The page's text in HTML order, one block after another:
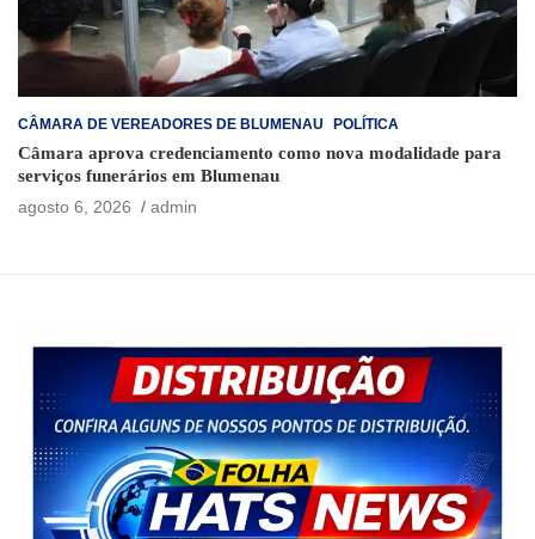
CÂMARA DE VEREADORES DE BLUMENAU POLÍTICA
Câmara aprova credenciamento como nova modalidade para
serviços funerários em Blumenau
agosto 6, 2026
admin